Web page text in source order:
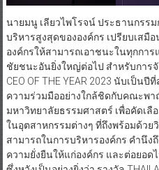
นายมนู เลียวไพโรจน์ ประธานกรรม
บริหารสูงสุดขององค์กร เปรียบเสมื
องค์กรให้สามารถเอาชนะในทุกกา
ชัยชนะอันยิ่งใหญ่ต่อไป สำหรับการจั
CEO OF THE YEAR 2023 นับเป็นปี
ความร่วมมืออย่างใกล้ชิดกับคณะพ
มหาวิทยาลัยธรรมศาสตร์ เพื่อคัดเ
ในอุตสาหกรรมต่างๆ ที่ถึงพร้อมด้วย
สามารถในการบริหารองค์กร คำนึง
ความยั่งยืนให้แก่องค์กร และต่อยอ